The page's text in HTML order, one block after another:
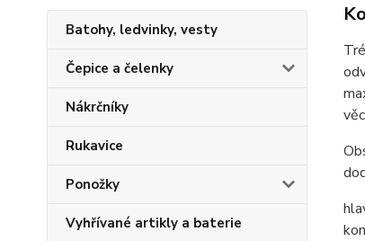
Batohy, ledvinky, vesty
Čepice a čelenky
Nákrčníky
Rukavice
Ponožky
Vyhřívané artikly a baterie